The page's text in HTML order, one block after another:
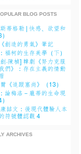
BLOG POSTS
蒂格勒 | 快感、欲望和
創造的勇氣》筆記
福柯的生存美學（下）
·陳楨] 韓劇《努力克服
們》：存在主義的情動
《追蹤塞尚》（13）
論梅洛－龐蒂的生命現
喆文：後現代體驗人本
符號體認觀 4
ARCHIVES